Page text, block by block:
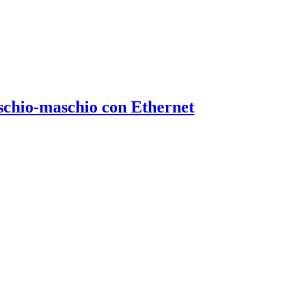
maschio con Ethernet